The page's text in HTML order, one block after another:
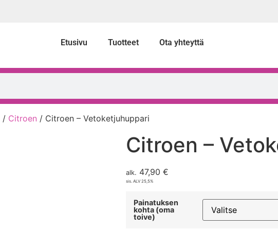
Etusivu Tuotteet Ota yhteyttä
/ Citroen / Citroen – Vetoketjuhuppari
Citroen –
alk. 47,90€
sis. ALV 25,5%
Painatuksen
kohta (oma
toive)